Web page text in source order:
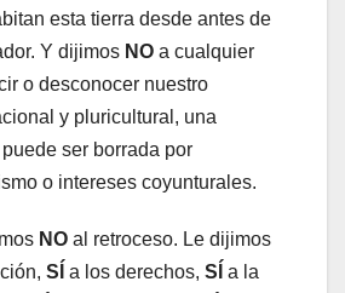
esta tierra desde antes de
Y dijimos NO a cualquier
o desconocer nuestro
y pluricultural, una
ser borrada por
o intereses coyunturales.
NO al retroceso. Le dijimos
SÍ a los derechos, SÍ a la